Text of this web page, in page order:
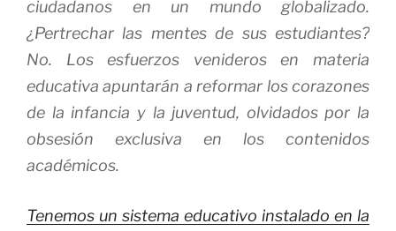
ciudadanos en un mundo globalizado.
¿Pertrechar las mentes de sus estudiantes?
No. Los esfuerzos venideros en materia
educativa apuntarán a reformar los corazones
de la infancia y la juventud, olvidados por la
obsesión exclusiva en los contenidos
académicos.
Tenemos un sistema educativo instalado en la